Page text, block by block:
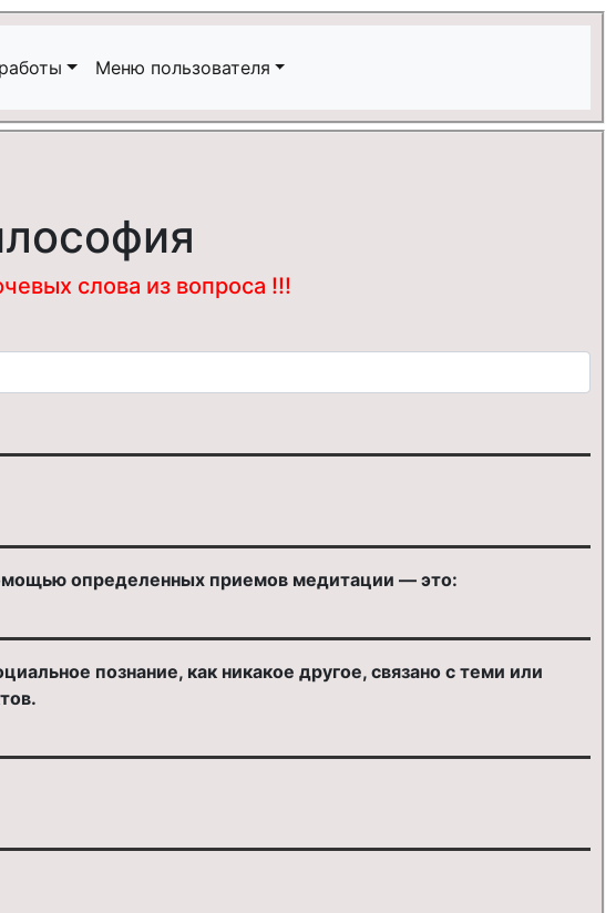
Меню пользователя
слова из вопроса !!!
определенных приемов медитации — это:
познание, как никакое другое, связано с теми или